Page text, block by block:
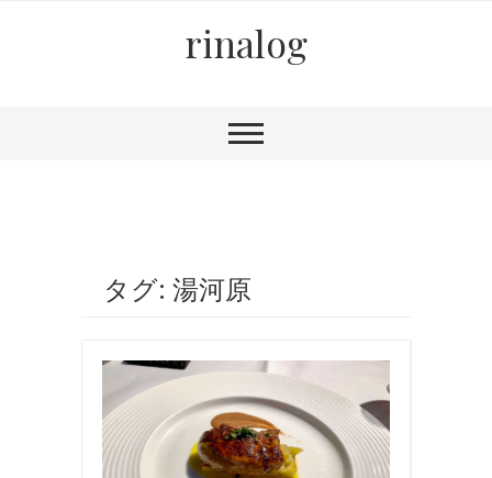
rinalog
タグ: 湯河原